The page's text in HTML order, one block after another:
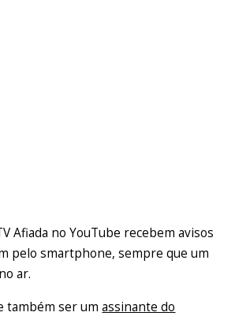
Afiada no YouTube recebem avisos
pelo smartphone, sempre que um
ar.
também ser umassinante do